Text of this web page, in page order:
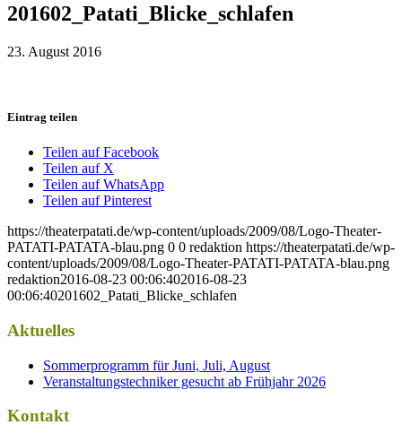
201602_Patati_Blicke_schlafen
23. August 2016
Eintrag teilen
Teilen auf Facebook
Teilen auf X
Teilen auf WhatsApp
Teilen auf Pinterest
https://theaterpatati.de/wp-content/uploads/2009/08/Logo-Theater-
PATATI-PATATA-blau.png 0 0 redaktion https://theaterpatati.de/wp-
content/uploads/2009/08/Logo-Theater-PATATI-PATATA-blau.png
redaktion2016-08-23 00:06:402016-08-23
00:06:40201602_Patati_Blicke_schlafen
Aktuelles
Sommerprogramm für Juni, Juli, August
Veranstaltungstechniker gesucht ab Frühjahr 2026
Kontakt